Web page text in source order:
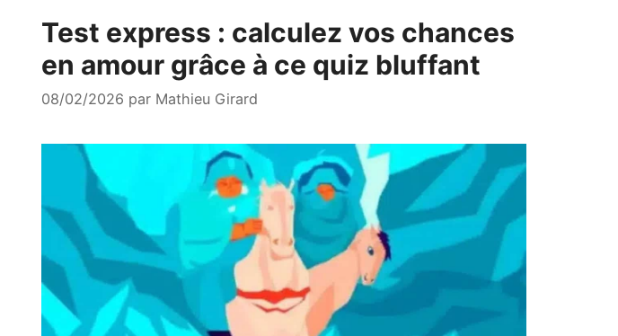
Test express : calculez vos chances
en amour grâce à ce quiz bluffant
08/02/2026 par Mathieu Girard